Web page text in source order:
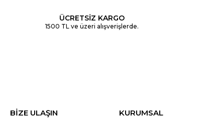
ÜCRETSİZ KARGO
1500 TL ve üzeri alışverişlerde.
BİZE ULAŞIN KURUMSAL